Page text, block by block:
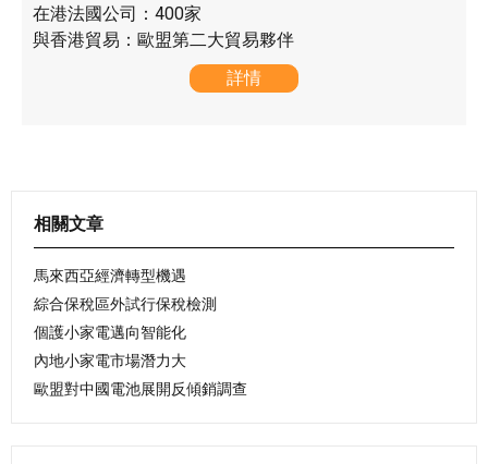
在港法國公司：400家
與香港貿易：歐盟第二大貿易夥伴
詳情
相關文章
馬來西亞經濟轉型機遇
綜合保稅區外試行保稅檢測
個護小家電邁向智能化
內地小家電市場潛力大
歐盟對中國電池展開反傾銷調查